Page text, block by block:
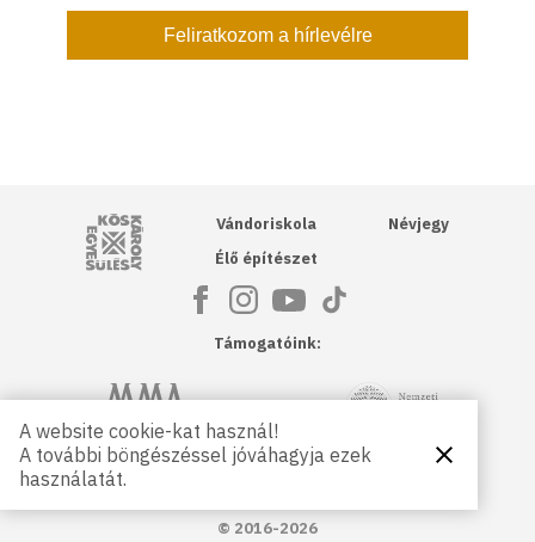
Kós Károly Egyesülés
Vándoriskola
Élő építészet
Névjegy
Támogatóink:
Magyar Művészeti Akadémia NKA
Petőfi Kulturális Ügynökség
© 2016-2026
A website cookie-kat használ!
A további böngészéssel jóváhagyja ezek
használatát.
Bezárás